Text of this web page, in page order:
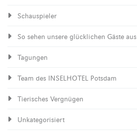
Schauspieler
So sehen unsere glücklichen Gäste aus
Tagungen
Team des INSELHOTEL Potsdam
Tierisches Vergnügen
Unkategorisiert